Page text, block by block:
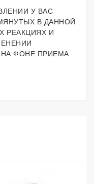
У ВАС
В ДАННОЙ
РЕАКЦИЯХ И
НА ФОНЕ ПРИЕМА